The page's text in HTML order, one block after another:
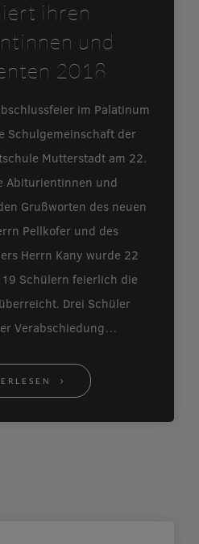
ihren
und
2018
im Palatinum
Schulgemeinschaft der
Mutterstadt am 22.
Abiturientinnen und
Grußworten des neuen
Pellkofer und des
Herrn Kany wurde 22
Schülern feierlich die
Drei Schüler
Verabschiedung…